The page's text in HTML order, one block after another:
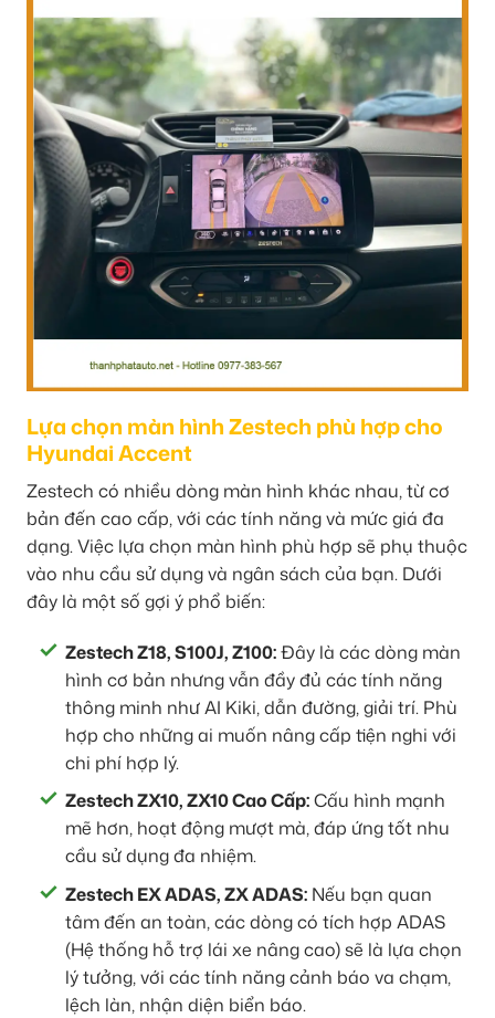
Lựa chọn màn hình Zestech phù hợp cho
Hyundai Accent
Zestech có nhiều dòng màn hình khác nhau, từ cơ
bản đến cao cấp, với các tính năng và mức giá đa
dạng. Việc lựa chọn màn hình phù hợp sẽ phụ thuộc
vào nhu cầu sử dụng và ngân sách của bạn. Dưới
đây là một số gợi ý phổ biến:
Zestech Z18, S100J, Z100:Đây là các dòng màn
hình cơ bản nhưng vẫn đầy đủ các tính năng
thông minh như AI Kiki, dẫn đường, giải trí. Phù
hợp cho những ai muốn nâng cấp tiện nghi với
chi phí hợp lý.
Zestech ZX10, ZX10 Cao Cấp:Cấu hình mạnh
mẽ hơn, hoạt động mượt mà, đáp ứng tốt nhu
cầu sử dụng đa nhiệm.
Zestech EX ADAS, ZX ADAS: Nếu bạn quan
tâm đến an toàn, các dòng có tích hợp ADAS
(Hệ thống hỗ trợ lái xe nâng cao) sẽ là lựa chọn
lý tưởng, với các tính năng cảnh báo va chạm,
lệch làn, nhận diện biển báo.